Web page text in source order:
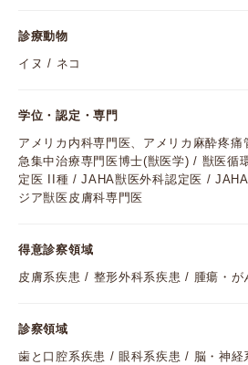
診療動物
イヌ / ネコ
学位・認定・専門
アメリカ内科専門医、アメリカ麻酔疼
急集中治療専門医博士(獣医学) / 獣医循
定医 II種 / JAHA獣医外科認定医 /
ジア獣医皮膚科専門医
得意診察領域
皮膚系疾患 / 整形外科系疾患 / 腫瘍・が
診察領域
歯と口腔系疾患 / 眼科系疾患 / 脳・神